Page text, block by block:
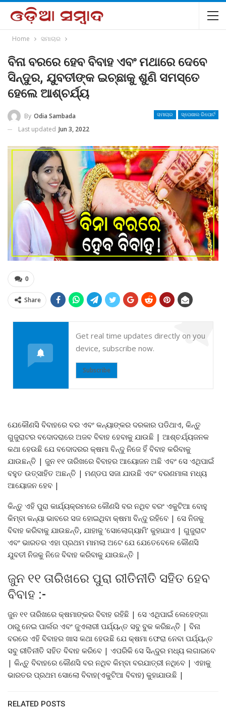
Home ସମାଚାର
ବିନା ବରରେ ହେବ ବିବାହ ଏବଂ ମଥାରେ ଦେବେ
ସିନ୍ଦୁର, ଯୁବତୀଙ୍କ ଇଚ୍ଛାକୁ ଶୁଣି ସମସ୍ତେ
ହେଲେ ଆଶ୍ଚର୍ଯ୍ୟ
ସମାଚାର ସ୍ପେଶାଲ ରିପୋର୍ଟ
By Odia Sambada
Last updated Jun 3, 2022
0
Share
Get real time updates directly on you
device, subscribe now.
Subscribe
ଯେକୌଣସି ବିବାହରେ ବର ଏବଂ କନ୍ୟାଙ୍କର ଦରକାର ପଡିଥାଏ, କିନ୍ତୁ
ଗୁଜୁରାଟର ବଦୋଦରାରେ ଅଜବ ବିବାହ ହେବାକୁ ଯାଉଛି | ଆଶ୍ଚର୍ଯ୍ୟଜନକ
କଥା ହେଉଛି ଯେ ବଦୋଦରର କ୍ଷମା ବିନ୍ଦୁ ନିଜେ ହିଁ ବିବାହ କରିବାକୁ
ଯାଉଛନ୍ତି | ଜୁନ ୧୧ ତାରିଖରେ ବିବାହର ଆୟୋଜନ ଅଛି ଏବଂ ସେ ଏଥିପାଇଁ
ବହୁତ ଉତ୍ସାହିତ ଅଛନ୍ତି | ମଣ୍ଡପ ସଜା ଯାଉଛି ଏବଂ ବରଣମାଳା ମଧ୍ୟ
ଆୟୋଜନ ହେବ |
କିନ୍ତୁ ଏହି ପୁରା କାର୍ଯ୍ୟକ୍ରମରେ କୌଣସି ବର ନଥିବ ବରଂ ଏକୁଟିଆ ବୋହୁ
କିମ୍ବା କନ୍ୟା ଭାବରେ ସଜ ହୋଇଥିବା କ୍ଷମା ବିନ୍ଦୁ ରହିବେ | ସେ ନିଜକୁ
ବିବାହ କରିବାକୁ ଯାଉଛନ୍ତି, ଯାହାକୁ ‘ସୋଲୋଗ୍ୟାମି’ କୁହାଯାଏ | ଗୁଜୁରାଟ
ଏବଂ ଭାରତର ଏହା ପ୍ରଥମ ମାମଲା ଅଟେ ଯେ ଯେତେବେଳେ କୌଣସି
ଯୁବତୀ ନିଜକୁ ନିଜେ ବିବାହ କରିବାକୁ ଯାଉଛନ୍ତି |
ଜୁନ ୧୧ ତାରିଖରେ ପୁରା ରୀତିନୀତି ସହିତ ହେବ
ବିବାହ :-
ଜୁନ ୧୧ ତାରିଖରେ କ୍ଷମାଙ୍କର ବିବାହ ରହିଛି | ସେ ଏଥିପାଇଁ ଲେହେଙ୍ଗା
ଠାରୁ ନେଇ ପାର୍ଲର ଏବଂ ଜୁଏଲାରୀ ପର୍ଯ୍ୟନ୍ତ ସବୁ ବୁକ କରିଛନ୍ତି | ବିନା
ବରରେ ଏହି ବିବାହର ଖାସ କଥା ହେଉଛି ଯେ କ୍ଷମା ଫେରା ନେବା ପର୍ଯ୍ୟନ୍ତ
ସବୁ ରୀତିନୀତି ସହିତ ବିବାହ କରିବେ | ଏପରିକି ସେ ସିନ୍ଦୁର ମଧ୍ୟ ଲଗାଇବେ
| କିନ୍ତୁ ବିବାହରେ କୌଣସି ବର ନଥିବ କିମ୍ବା ବରଯାତ୍ରୀ ନଥିବେ | ଏହାକୁ
ଭାରତର ପ୍ରଥମ ସୋଲୋ ବିବାହ(ଏକୁଟିଆ ବିବାହ) କୁହାଯାଉଛି |
RELATED POSTS